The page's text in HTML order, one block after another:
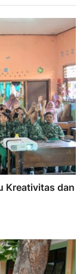
Kreativitas dan